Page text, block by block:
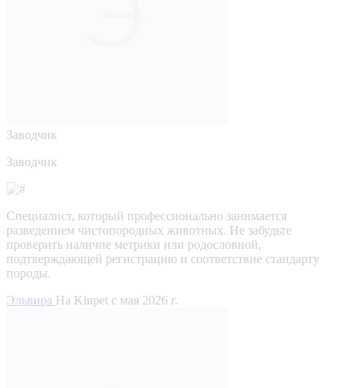
Заводчик
Заводчик
Специалист, который профессионально занимается
разведением чистопородных животных. Не забудьте
проверить наличие метрики или родословной,
подтверждающей регистрацию и соответствие стандарту
породы.
Эльвира На Kinpet c мая 2026 г.